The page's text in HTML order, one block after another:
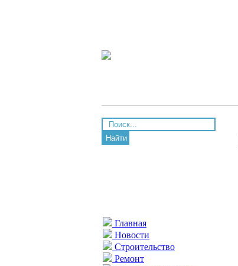
Найти
Главная
Новости
Строительство
Ремонт